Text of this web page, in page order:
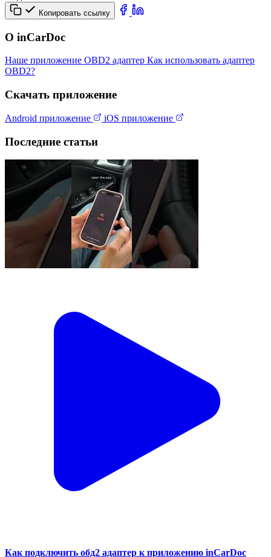
Копировать ссылку
О inCarDoc
Наше приложение OBD2 адаптер Как использовать адаптер
OBD2?
Скачать приложение
Android приложение iOS приложение
Последние статьи
Как подключить обд2 адаптер к приложению inCarDoc